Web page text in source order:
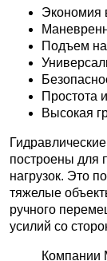
Экономия
Подъем на
Простота
Высокая
построены для
нагрузок. Это
тяжелые
ручного
усилий со
Компании